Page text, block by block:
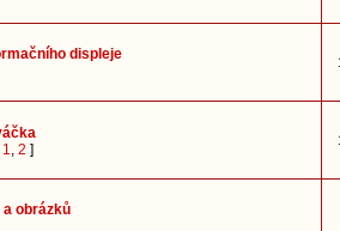
displeje
1, 2 ]
obrázků